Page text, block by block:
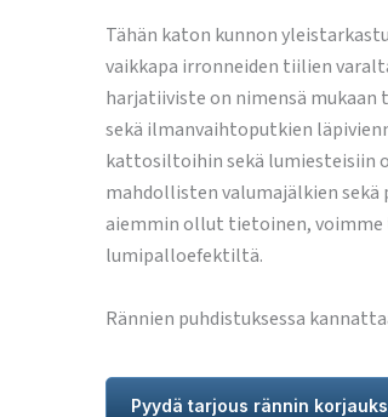
Tähän katon kunnon
vaikkapa irronneiden tiilien
harjatiiviste on nimensä mukaan
sekä ilmanvaihtoputkien
kattosiltoihin sekä lumiesteisiin
mahdollisten valumajälkien
aiemmin ollut tietoinen, voimme
lumipalloefektiltä.
Rännien puhdistuksessa
Pyydä tarjous rännin